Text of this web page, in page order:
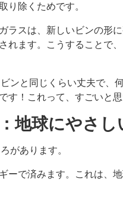
り除くためです。
ラスは、新しいビンの形
れます。こうすることで
ンと同じくらい丈夫で、
す！これって、すごいと
地球にやさし
があります。
ーで済みます。これは、